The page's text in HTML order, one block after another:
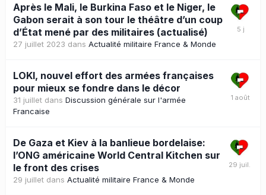
Après le Mali, le Burkina Faso et le Niger, le
Gabon serait à son tour le théâtre d’un coup
d’État mené par des militaires (actualisé)
27 juillet 2023 dans Actualité militaire France & Monde
LOKI, nouvel effort des armées françaises
pour mieux se fondre dans le décor
31 juillet dans Discussion générale sur l'armée
Francaise
De Gaza et Kiev à la banlieue bordelaise:
l’ONG américaine World Central Kitchen sur
le front des crises
29 juillet dans Actualité militaire France & Monde